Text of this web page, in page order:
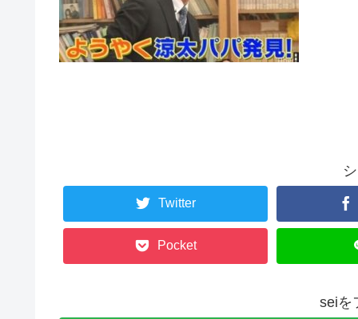
Twitter
Pocket
seiを